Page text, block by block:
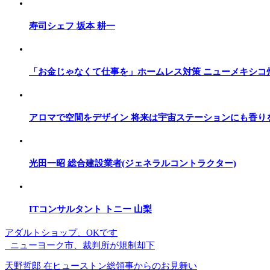
寿司シェフ 坂本 耕一
「お金じゃなくて仕事を」ホームレス対策 ニューメキシコ
アロマで空間をデザイン 将来は宇宙ステーションにも香り
光田一昭 総合建設業者(ジェネラルコントラクター)
ITコンサルタント トニー 山梨
アダルトショップ、OKです
ニューヨーク市、裁判所が規制却下
天野哲郎 在ヒューストン総領事からのお見舞い